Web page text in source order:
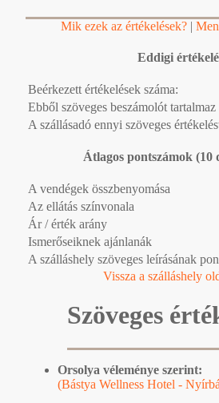
Mik ezek az értékelések? |
Eddigi
Beérkezett értékelések száma:
Ebből szöveges beszámolót tartalmaz
A szállásadó ennyi szöveges
Átlagos pontszámok (10
A vendégek összbenyomása
Az ellátás színvonala
Ár / érték arány
Ismerőseiknek ajánlanák
A szálláshely szöveges leírásának
Vissza a szálláshely
Szöveges
Orsolya véleménye szerint:
(Bástya Wellness Hotel -